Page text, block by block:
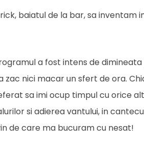
baiatul de la bar, sa inventam
a fost intens de
zac nici macar un sfert de ora.
sa imi ocup timpul cu orice
si adierea vantului, in
de care ma bucuram cu nesat!